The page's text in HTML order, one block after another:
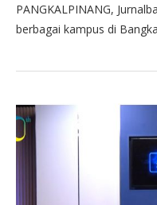
PANGKALPINANG,
berbagai kampus di